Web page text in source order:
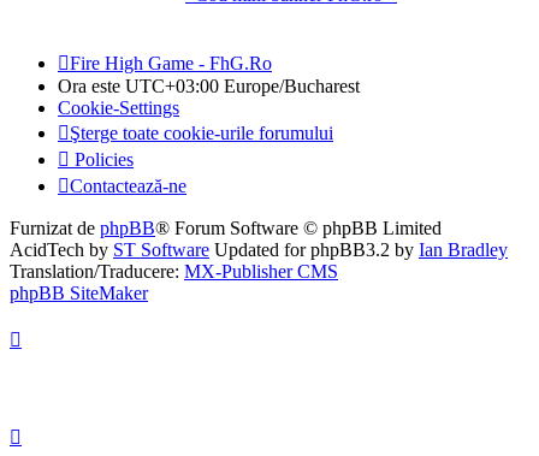
Fire High Game - FhG.Ro
Ora este UTC+03:00 Europe/Bucharest
Cookie-Settings
Şterge toate cookie-urile forumului
Policies
Contactează-ne
Furnizat de phpBB® Forum Software © phpBB Limited
AcidTech by ST Software Updated for phpBB3.2 by Ian Bradley
Translation/Traducere: MX-Publisher CMS
phpBB SiteMaker